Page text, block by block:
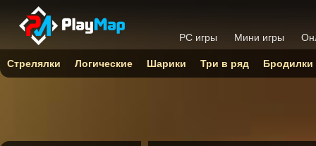
PC игры Мини игры
Стрелялки Логические Шарики Три в ряд Бродилки